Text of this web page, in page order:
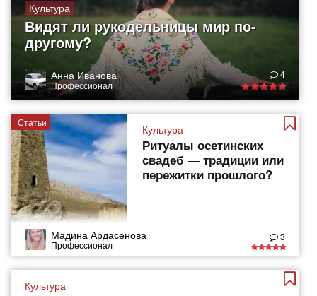
Культура
Видят ли рукодельницы мир по-
другому?
Анна Иванова
Профессионал
4
Статьи
Культура
Ритуалы осетинских
свадеб — традиции или
пережитки прошлого?
Мадина Ардасенова
Профессионал
3
Культура